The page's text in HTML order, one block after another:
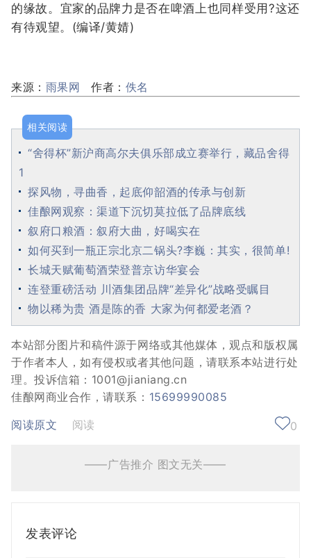
的缘故。宜家的品牌力是否在啤酒上也同样受用?这还
有待观望。(编译/黄婧)
来源： 雨果网 作者： 佚名
相关阅读
“舍得杯”新沪商高尔夫俱乐部成立赛举行，藏品舍得
1
探风物，寻曲香，起底仰韶酒的传承与创新
佳酿网观察：渠道下沉切莫拉低了品牌底线
叙府口粮酒：叙府大曲，好喝实在
如何买到一瓶正宗北京二锅头?李巍：其实，很简单!
长城天赋葡萄酒荣登普京访华宴会
连登重磅活动 川酒集团品牌“差异化”战略受瞩目
物以稀为贵 酒是陈的香 大家为何都爱老酒？
本站部分图片和稿件源于网络或其他媒体，观点和版权属
于作者本人，如有侵权或者其他问题，请联系本站进行处
理。投诉信箱：1001@jianiang.cn
佳酿网商业合作，请联系： 15699990085
阅读原文
阅读 0
——广告推介 图文无关——
发表评论